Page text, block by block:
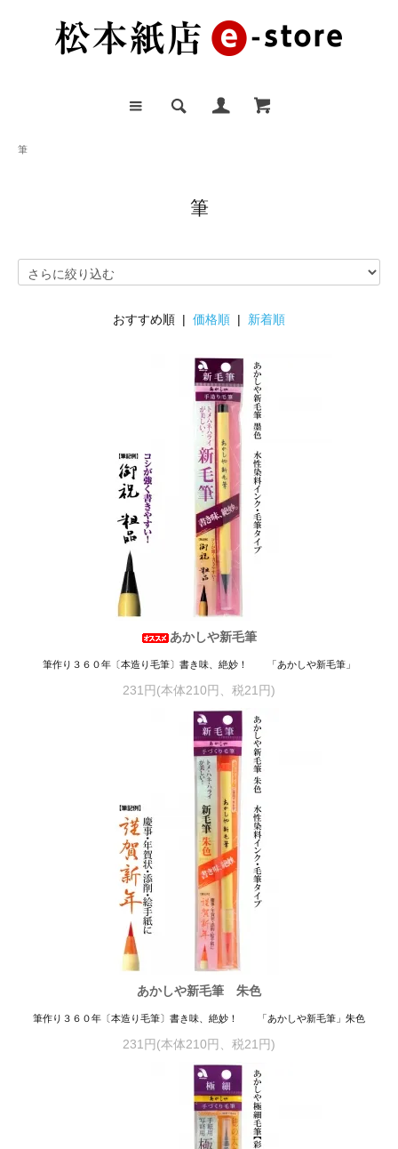
筆
筆
おすすめ順 | 価格順 | 新着順
あかしや新毛筆
筆作り３６０年〔本造り毛筆〕書き味、絶妙！ 「あかしや新毛筆」
231円(本体210円、税21円)
あかしや新毛筆 朱色
筆作り３６０年〔本造り毛筆〕書き味、絶妙！ 「あかしや新毛筆」朱色
231円(本体210円、税21円)